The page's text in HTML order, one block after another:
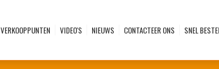
VERKOOPPUNTEN VIDEO'S NIEUWS CONTACTEER ONS SNEL